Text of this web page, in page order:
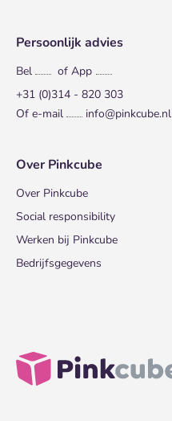
Persoonlijk advies
Bel
of App
+31 (0)314 - 820 303
Of e-mail
info@pinkcube.nl
Over Pinkcube
Over Pinkcube
Social responsibility
Werken bij Pinkcube
Bedrijfsgegevens